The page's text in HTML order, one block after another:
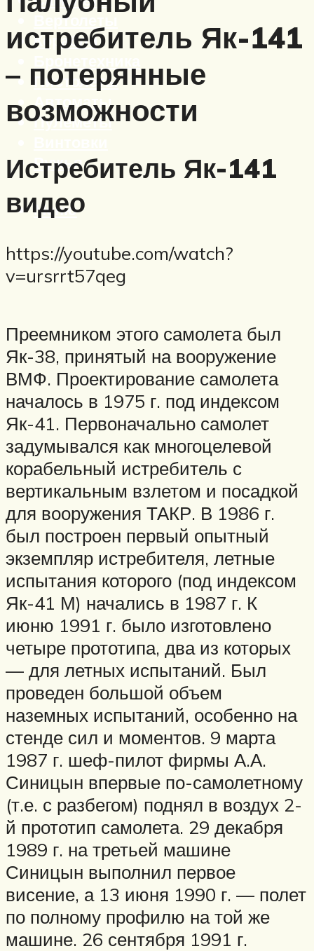
Вертолеты
Корабли
Бронетехника
Пистолеты
Автоматы
Пулеметы
Ружья
Меню
истребитель Як-141
– потерянные
возможности
Истребитель Як-141
видео
https://youtube.com/watch?
v=ursrrt57qeg
Преемником этого самолета был
Як-38, принятый на вооружение
ВМФ. Проектирование самолета
началось в 1975 г. под индексом
Як-41. Первоначально самолет
задумывался как многоцелевой
корабельный истребитель с
вертикальным взлетом и посадкой
для вооружения ТАКР. В 1986 г.
был построен первый опытный
экземпляр истребителя, летные
испытания которого (под индексом
Як-41 М) начались в 1987 г. К
июню 1991 г. было изготовлено
четыре прототипа, два из которых
— для летных испытаний. Был
проведен большой объем
наземных испытаний, особенно на
стенде сил и моментов. 9 марта
1987 г. шеф-пилот фирмы А.А.
Синицын впервые по-самолетному
(т.е. с разбегом) поднял в воздух 2-
й прототип самолета. 29 декабря
1989 г. на третьей машине
Синицын выполнил первое
висение, а 13 июня 1990 г. — полет
по полному профилю на той же
машине. 26 сентября 1991 г.